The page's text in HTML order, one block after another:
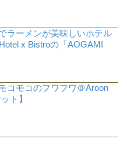
ラーメンが美味しいホテル
x Bistroの「AOGAMI
コモコのフワフワ＠Aroon
ト】